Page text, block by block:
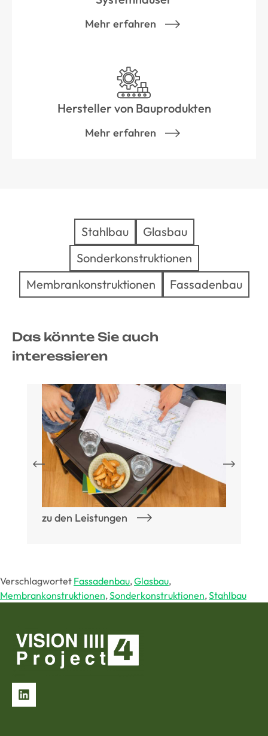
Mehr erfahren
Hersteller von Bauprodukten
Mehr erfahren
Stahlbau
Glasbau
Sonderkonstruktionen
Membrankonstruktionen
Fassadenbau
Das könnte Sie auch
interessieren
zu den Leistungen
Verschlagwortet Fassadenbau,Glasbau,
Membrankonstruktionen,Sonderkonstruktionen,Stahlbau